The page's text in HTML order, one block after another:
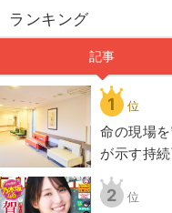
ランキング
記事
1 位
命の現場
が示す持
2 位